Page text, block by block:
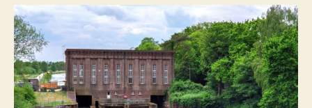
Oldenburg
1927